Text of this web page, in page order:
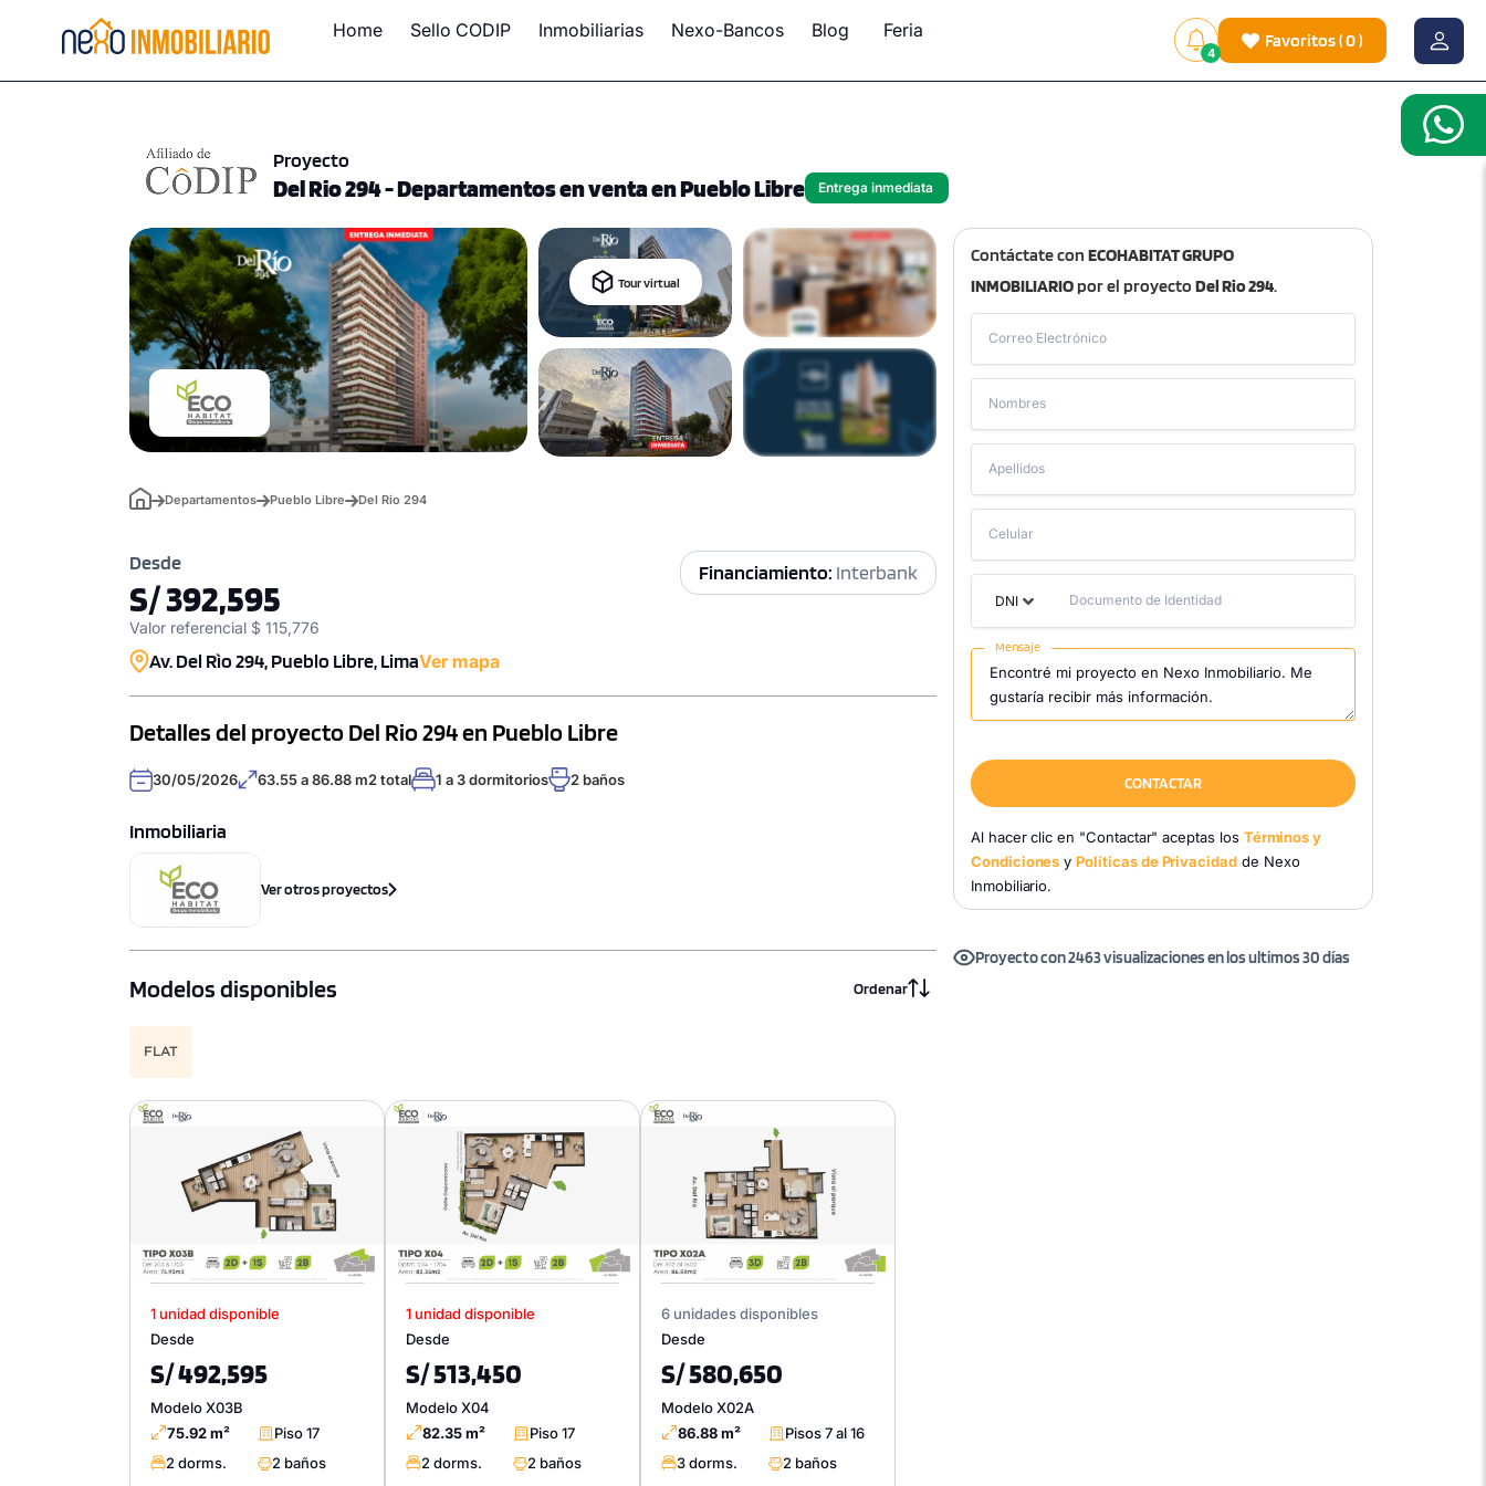
Home Sello CODIP Inmobiliarias Nexo-Bancos Blog Feria
4
Favoritos(0)
Proyecto
Del Rio 294 - Departamentos en venta en Pueblo Libre Entrega inmediata
Contáctate con ECOHABITAT GRUPO
INMOBILIARIOpor el proyecto Del Rio 294.
Correo Electrónico
Nombres
Apellidos
Celular
DNI Documento de Identidad
Mensaje
CONTACTAR
Al hacer clic en "Contactar" aceptas los Términos y
Condiciones yPolíticas de Privacidadde Nexo
Inmobiliario.
Proyecto con 2463 visualizaciones en los ultimos 30 días
Tour virtual
Departamentos Pueblo Libre Del Rio 294
Financiamiento: Interbank
Desde
S/ 392,595
Valor referencial $ 115,776
Av. Del Rìo 294, Pueblo Libre, LimaVer mapa
Detalles del proyecto Del Rio 294 en Pueblo Libre
30/05/2026 63.55 a 86.88 m2 total 1 a 3 dormitorios 2 baños
Inmobiliaria
Ver otros proyectos
Modelos disponibles Ordenar
FLAT
1 unidad disponible
Desde
S/ 492,595
Modelo X03B
75.92 m²
Piso 17
2 dorms.
2 baños
1 unidad disponible
Desde
S/ 513,450
Modelo X04
82.35 m²
Piso 17
2 dorms.
2 baños
6 unidades disponibles
Desde
S/ 580,650
Modelo X02A
86.88 m²
Pisos 7 al 16
3 dorms.
2 baños